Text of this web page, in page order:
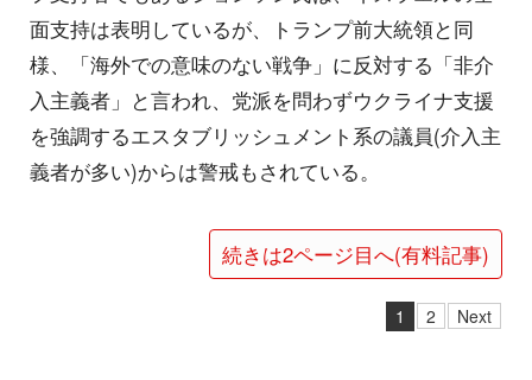
面支持は表明しているが、トランプ前大統領と同
様、「海外での意味のない戦争」に反対する「非介
入主義者」と言われ、党派を問わずウクライナ支援
を強調するエスタブリッシュメント系の議員(介入主
義者が多い)からは警戒もされている。
続きは2ページ目へ(有料記事)
1 2 Next